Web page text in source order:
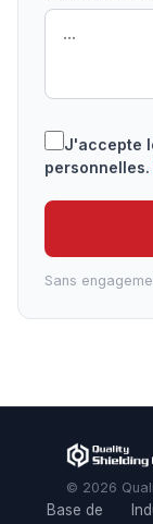
J'accepte
personnelles.
Sans
© 2026
Base de